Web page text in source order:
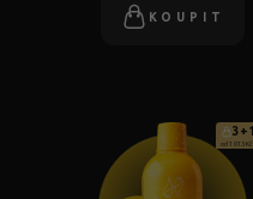
KOUPIT
3+1
od 1 013 Kč